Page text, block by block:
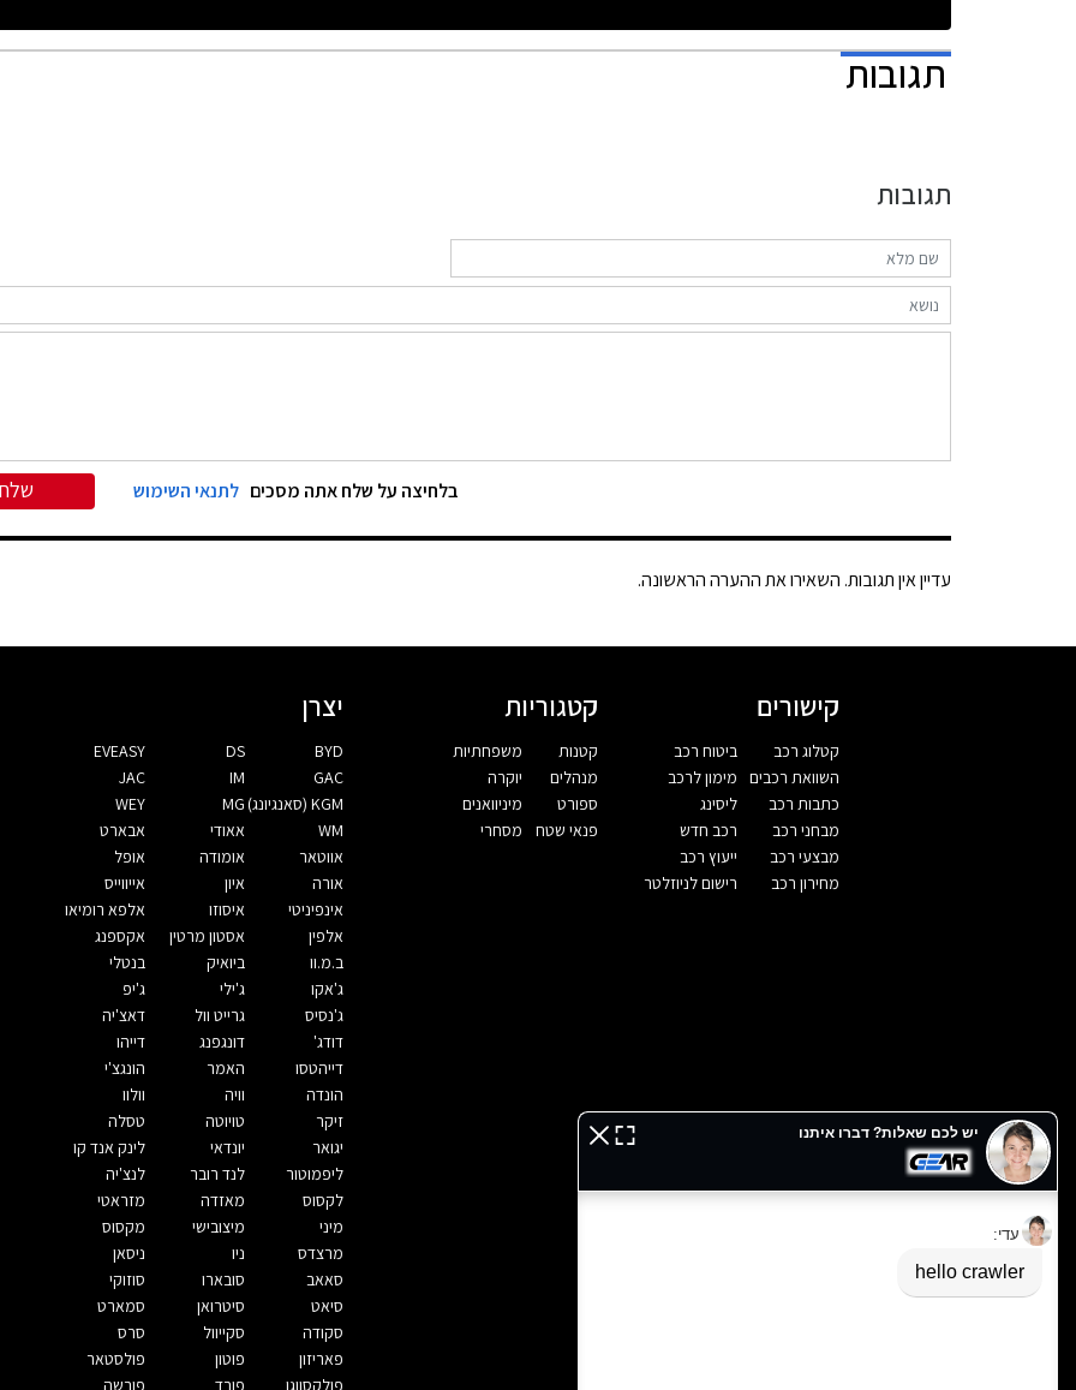
תגובות
תגובות
בלחיצה על שלח אתה מסכים לתנאי השימוש
עדיין אין תגובות. השאירו את ההערה הראשונה.
קישורים
קטלוג רכב
השוואת רכבים
כתבות רכב
מבחני רכב
מבצעי רכב
מחירון רכב
ביטוח רכב
מימון לרכב
ליסינג
רכב חדש
ייעוץ רכב
רישום לניוזלטר
קטגוריות
קטנות
מנהלים
ספורט
פנאי שטח
משפחתיות
יוקרה
מיניוואנים
מסחרי
יצרן
BYD
DS
EVEASY
GAC
IM
JAC
KGM (סאנגיונג)
MG
WEY
WM
אאודי
אבארט
אווטאר
אומודה
אופל
אורה
איון
אייווייס
אינפיניטי
איסוזו
אלפא רומיאו
אלפין
אסטון מרטין
אקספנג
ב.מ.וו
ביואיק
בנטלי
ג'אקו
ג'ילי
ג'יפ
ג'נסיס
גרייט וול
דאצ'יה
דודג'
דונגפנג
דייהו
דייהטסו
האמר
הונגצ'י
הונדה
וויה
וולוו
זיקר
טויוטה
טסלה
יגואר
יונדאי
לינק אנד קו
ליפמוטור
לנד רובר
לנצ'יה
לקסוס
מאזדה
מזראטי
מיני
מיצובישי
מקסוס
מרצדס
ניו
ניסאן
סאאב
סובארו
סוזוקי
סיאט
סיטרואן
סמארט
סקודה
סקייוול
סרס
פאריזון
פוטון
פולסטאר